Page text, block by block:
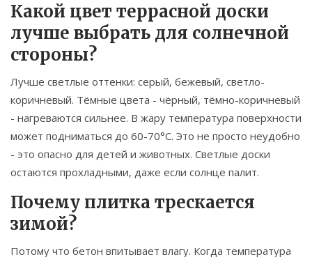
Какой цвет террасной доски
лучше выбрать для солнечной
стороны?
Лучше светлые оттенки: серый, бежевый, светло-
коричневый. Тёмные цвета - чёрный, тёмно-коричневый
- нагреваются сильнее. В жару температура поверхности
может подниматься до 60-70°C. Это не просто неудобно
- это опасно для детей и животных. Светлые доски
остаются прохладными, даже если солнце палит.
Почему плитка трескается
зимой?
Потому что бетон впитывает влагу. Когда температура